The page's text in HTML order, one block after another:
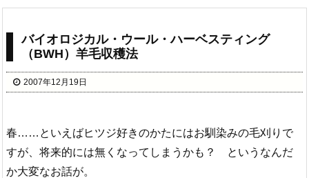
バイオロジカル・ウール・ハーベスティング
（BWH）羊毛収穫法
2007年12月19日
春……といえばヒツジ好きのかたにはお馴染みの毛刈りで
すが、将来的には無くなってしまうかも？ というなんだ
か大変なお話が。